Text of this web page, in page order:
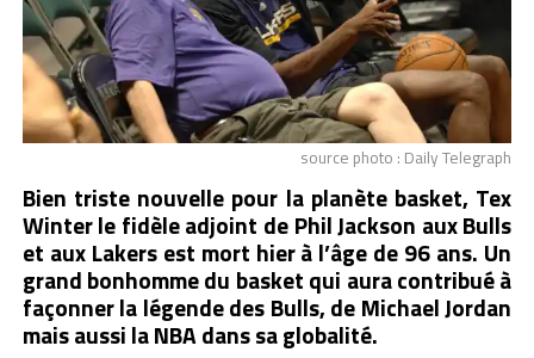
source photo : Daily Telegraph
Bien triste nouvelle pour la planète basket, Tex
Winter le fidèle adjoint de Phil Jackson aux Bulls
et aux Lakers est mort hier à l’âge de 96 ans. Un
grand bonhomme du basket qui aura contribué à
façonner la légende des Bulls, de Michael Jordan
mais aussi la NBA dans sa globalité.